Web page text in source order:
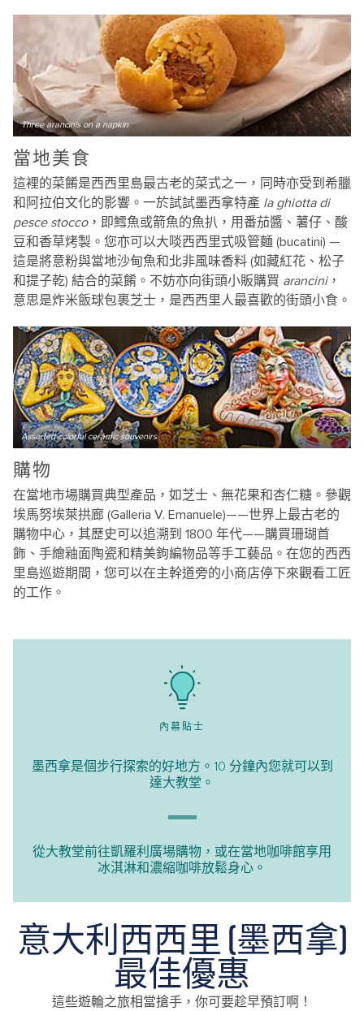
Three arancinis on a napkin
當地美食
這裡的菜餚是西西里島最古老的菜式之一，同時亦受到希臘
和阿拉伯文化的影響。一於試試墨西拿特產 la ghiotta di
pesce stocco，即鱈魚或箭魚的魚扒，用番茄醬、薯仔、酸
豆和香草烤製。您亦可以大啖西西里式吸管麵 (bucatini) —
這是將意粉與當地沙甸魚和北非風味香料 (如藏紅花、松子
和提子乾) 結合的菜餚。不妨亦向街頭小販購買 arancini，
意思是炸米飯球包裹芝士，是西西里人最喜歡的街頭小食。
Assorted colorful ceramic souvenirs
購物
在當地市場購買典型產品，如芝士、無花果和杏仁糖。參觀
埃馬努埃萊拱廊 (Galleria V. Emanuele)——世界上最古老的
購物中心，其歷史可以追溯到 1800 年代——購買珊瑚首
飾、手繪釉面陶瓷和精美鉤編物品等手工藝品。在您的西西
里島巡遊期間，您可以在主幹道旁的小商店停下來觀看工匠
的工作。
內幕貼士
墨西拿是個步行探索的好地方。10 分鐘內您就可以到
達大教堂。
從大教堂前往凱羅利廣場購物，或在當地咖啡館享用
冰淇淋和濃縮咖啡放鬆身心。
意大利西西里 (墨西拿)
最佳優惠
這些遊輪之旅相當搶手，你可要趁早預訂啊！